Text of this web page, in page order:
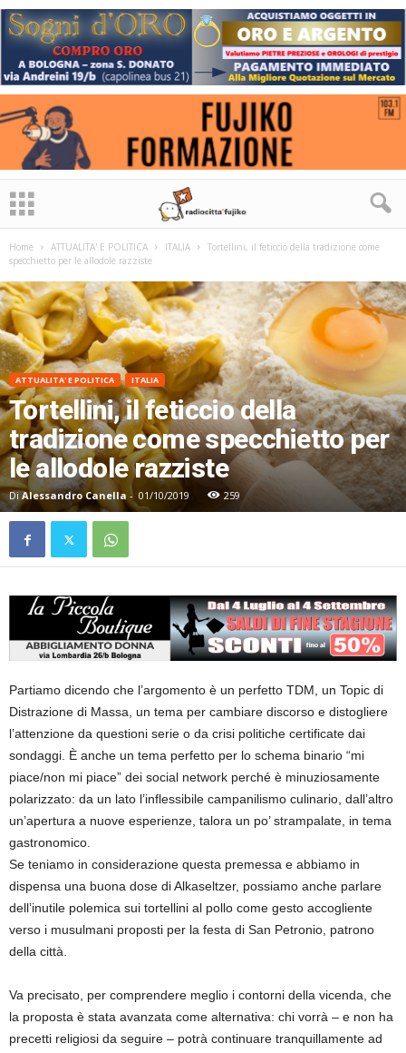
Home ATTUALITA' E POLITICA ITALIA
Tortellini, il feticcio della tradizione come
specchietto per le allodole razziste
ATTUALITA' E POLITICA ITALIA
Tortellini, il feticcio della
tradizione come specchietto per
le allodole razziste
Di Alessandro Canella - 01/10/2019 259
Partiamo dicendo che l’argomento è un perfetto TDM, un Topic di
Distrazione di Massa, un tema per cambiare discorso e distogliere
l’attenzione da questioni serie o da crisi politiche certificate dai
sondaggi. È anche un tema perfetto per lo schema binario “mi
piace/non mi piace” dei social network perché è minuziosamente
polarizzato: da un lato l’inflessibile campanilismo culinario, dall’altro
un’apertura a nuove esperienze, talora un po’ strampalate, in tema
gastronomico.
Se teniamo in considerazione questa premessa e abbiamo in
dispensa una buona dose di Alkaseltzer, possiamo anche parlare
dell’inutile polemica sui tortellini al pollo come gesto accogliente
verso i musulmani proposti per la festa di San Petronio, patrono
della città.
Va precisato, per comprendere meglio i contorni della vicenda, che
la proposta è stata avanzata come alternativa: chi vorrà – e non ha
precetti religiosi da seguire – potrà continuare tranquillamente ad